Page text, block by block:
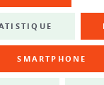
SMARTPHONE